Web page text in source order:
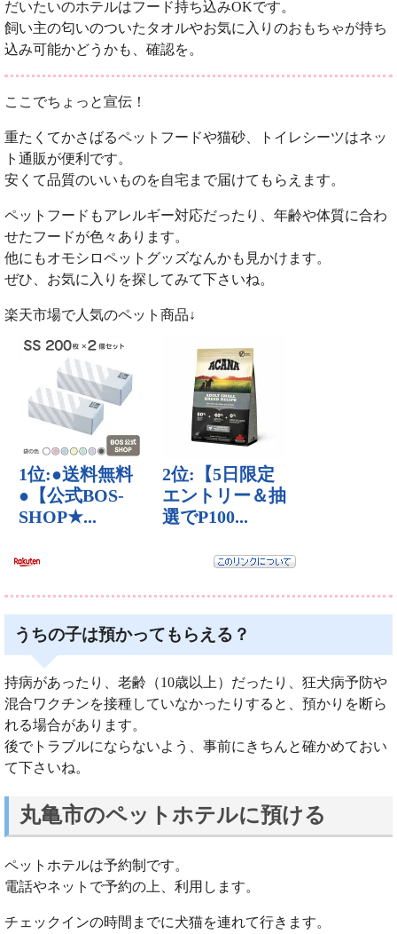
だいたいのホテルはフード持ち込みOKです。
飼い主の匂いのついたタオルやお気に入りのおもちゃが持ち
込み可能かどうかも、確認を。
ここでちょっと宣伝！
重たくてかさばるペットフードや猫砂、トイレシーツはネッ
ト通販が便利です。
安くて品質のいいものを自宅まで届けてもらえます。
ペットフードもアレルギー対応だったり、年齢や体質に合わ
せたフードが色々あります。
他にもオモシロペットグッズなんかも見かけます。
ぜひ、お気に入りを探してみて下さいね。
楽天市場で人気のペット商品↓
うちの子は預かってもらえる？
持病があったり、老齢（10歳以上）だったり、狂犬病予防や
混合ワクチンを接種していなかったりすると、預かりを断ら
れる場合があります。
後でトラブルにならないよう、事前にきちんと確かめておい
て下さいね。
丸亀市のペットホテルに預ける
ペットホテルは予約制です。
電話やネットで予約の上、利用します。
チェックインの時間までに犬猫を連れて行きます。